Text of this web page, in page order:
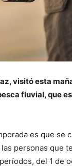
visitó esta
fluvial, que
es que se
personas que
del 1 de